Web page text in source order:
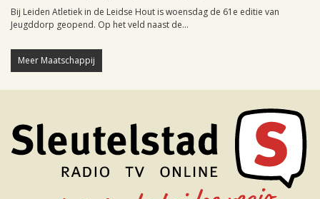
Bij Leiden Atletiek in de Leidse Hout is woensdag de 61e editie van
Jeugddorp geopend. Op het veld naast de...
Meer Maatschappij